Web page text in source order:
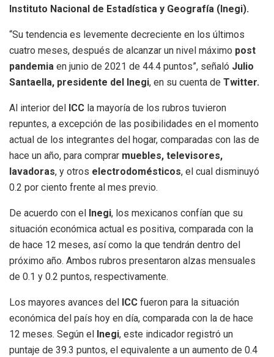
Instituto Nacional de Estadística y Geografía (Inegi).
“Su tendencia es levemente decreciente en los últimos
cuatro meses, después de alcanzar un nivel máximo post
pandemia en junio de 2021 de 44.4 puntos”, señaló Julio
Santaella, presidente del Inegi, en su cuenta de Twitter.
Al interior del ICC la mayoría de los rubros tuvieron
repuntes, a excepción de las posibilidades en el momento
actual de los integrantes del hogar, comparadas con las de
hace un año, para comprar muebles, televisores,
lavadoras, y otros electrodomésticos, el cual disminuyó
0.2 por ciento frente al mes previo.
De acuerdo con el Inegi, los mexicanos confían que su
situación económica actual es positiva, comparada con la
de hace 12 meses, así como la que tendrán dentro del
próximo año. Ambos rubros presentaron alzas mensuales
de 0.1 y 0.2 puntos, respectivamente.
Los mayores avances del ICC fueron para la situación
económica del país hoy en día, comparada con la de hace
12 meses. Según el
Inegi, este indicador registró un
puntaje de 39.3 puntos, el equivalente a un aumento de 0.4